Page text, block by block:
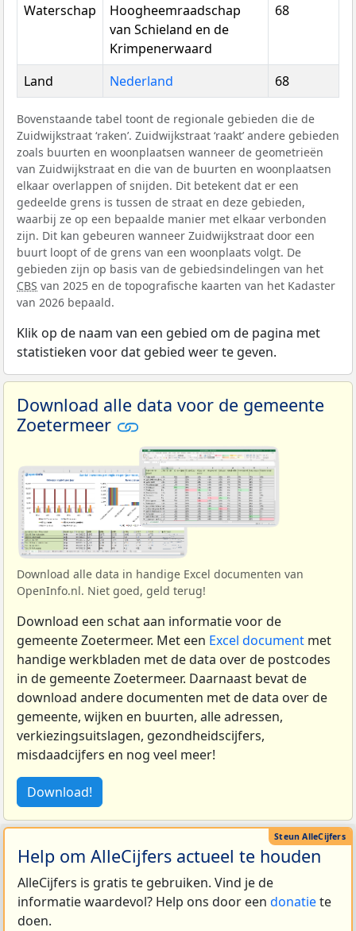
Waterschap
Hoogheemraadschap
van Schieland en de
Krimpenerwaard
68
Land Nederland 68
Bovenstaande tabel toont de regionale gebieden die de
Zuidwijkstraat ‘raken’. Zuidwijkstraat ‘raakt’ andere gebieden
zoals buurten en woonplaatsen wanneer de geometrieën
van Zuidwijkstraat en die van de buurten en woonplaatsen
elkaar overlappen of snijden. Dit betekent dat er een
gedeelde grens is tussen de straat en deze gebieden,
waarbij ze op een bepaalde manier met elkaar verbonden
zijn. Dit kan gebeuren wanneer Zuidwijkstraat door een
buurt loopt of de grens van een woonplaats volgt. De
gebieden zijn op basis van de gebiedsindelingen van het
CBS van 2025 en de topografische kaarten van het Kadaster
van 2026 bepaald.
Klik op de naam van een gebied om de pagina met
statistieken voor dat gebied weer te geven.
Download alle data voor de gemeente
Zoetermeer
Download alle data in handige Excel documenten van
OpenInfo.nl. Niet goed, geld terug!
Download een schat aan informatie voor de
gemeente Zoetermeer. Met een Excel document met
handige werkbladen met de data over de postcodes
in de gemeente Zoetermeer. Daarnaast bevat de
download andere documenten met de data over de
gemeente, wijken en buurten, alle adressen,
verkiezingsuitslagen, gezondheidscijfers,
misdaadcijfers en nog veel meer!
Download!
Help om AlleCijfers actueel te houden
AlleCijfers is gratis te gebruiken. Vind je de
informatie waardevol? Help ons door een donatiete
doen.